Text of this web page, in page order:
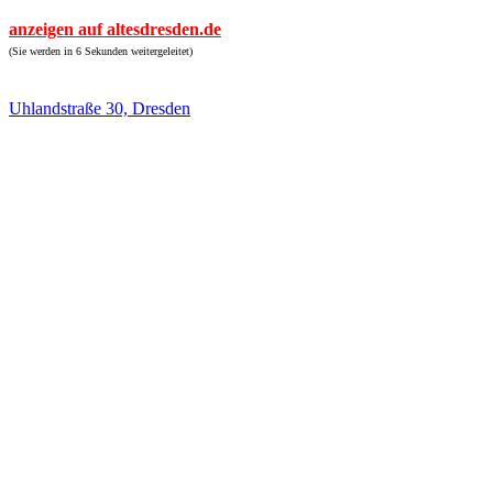
anzeigen auf altesdresden.de
(Sie werden in 6 Sekunden weitergeleitet)
Uhlandstraße 30, Dresden